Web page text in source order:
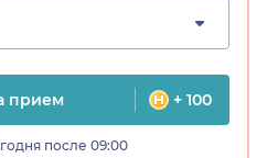
прием + 100
после 09:00